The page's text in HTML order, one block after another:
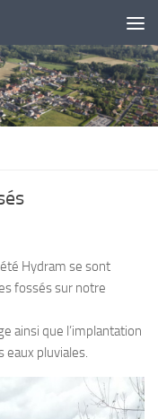
Hydram se sont
fossés sur notre
ainsi que l’implantation
eaux pluviales.